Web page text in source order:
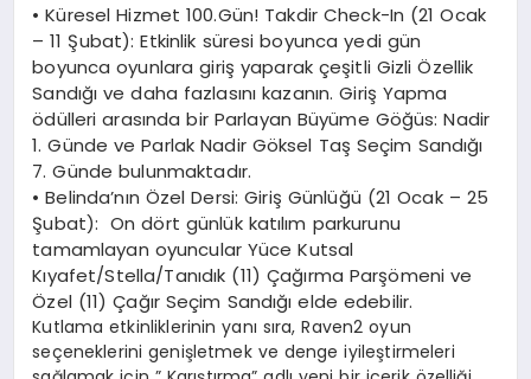
•Küresel Hizmet 100.Gün! Takdir Check-In (21Ocak
– 11 Şubat): Etkinlik süresi boyunca yedi gün
boyunca oyunlara giriş yaparak çeşitli Gizli Özellik
Sandığı ve daha fazlasını kazanın. Giriş Yapma
ödülleri arasında bir Parlayan Büyüme Göğüs: Nadir
1. Günde ve Parlak Nadir Göksel Taş Seçim Sandığı
7. Günde bulunmaktadır.
•Belinda’nın Özel Dersi: Giriş Günlüğü (21Ocak – 25
Şubat): On dört günlük katılım parkurunu
tamamlayan oyuncular Yüce Kutsal
Kıyafet/Stella/Tanıdık (11) Çağırma Parşömeni ve
Özel (11) Çağır Seçim Sandığı elde edebilir.
Kutlama etkinliklerinin yanı sıra,Raven2 oyun
seçeneklerini genişletmek ve denge iyileştirmeleri